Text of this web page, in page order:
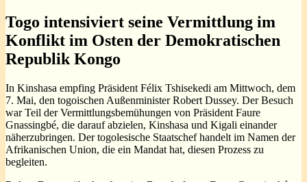
Togo intensiviert seine Vermittlung im
Konflikt im Osten der Demokratischen
Republik Kongo
In Kinshasa empfing Präsident Félix Tshisekedi am Mittwoch, dem
7. Mai, den togoischen Außenminister Robert Dussey. Der Besuch
war Teil der Vermittlungsbemühungen von Präsident Faure
Gnassingbé, die darauf abzielen, Kinshasa und Kigali einander
näherzubringen. Der togolesische Staatschef handelt im Namen der
Afrikanischen Union, die ein Mandat hat, diesen Prozess zu
begleiten.